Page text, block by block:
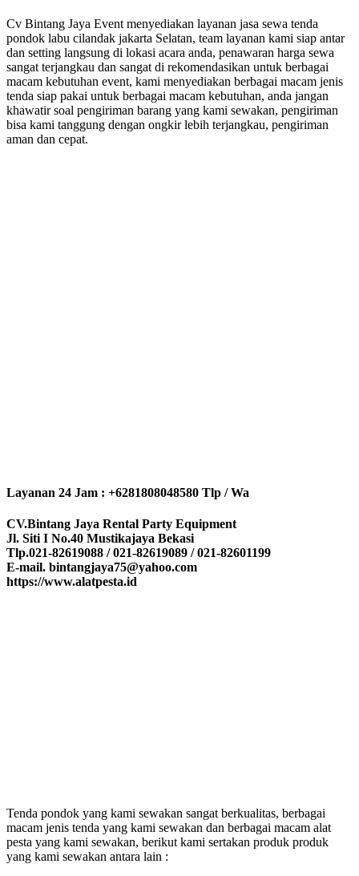
Cv Bintang Jaya Event menyediakan layanan jasa sewa tenda
pondok labu cilandak jakarta Selatan, team layanan kami siap antar
dan setting langsung di lokasi acara anda, penawaran harga sewa
sangat terjangkau dan sangat di rekomendasikan untuk berbagai
macam kebutuhan event, kami menyediakan berbagai macam jenis
tenda siap pakai untuk berbagai macam kebutuhan, anda jangan
khawatir soal pengiriman barang yang kami sewakan, pengiriman
bisa kami tanggung dengan ongkir lebih terjangkau, pengiriman
aman dan cepat.
Layanan 24 Jam : +6281808048580 Tlp / Wa
CV.Bintang Jaya Rental Party Equipment
Jl. Siti I No.40 Mustikajaya Bekasi
Tlp.021-82619088 / 021-82619089 / 021-82601199
E-mail. bintangjaya75@yahoo.com
https://www.alatpesta.id
Tenda pondok yang kami sewakan sangat berkualitas, berbagai
macam jenis tenda yang kami sewakan dan berbagai macam alat
pesta yang kami sewakan, berikut kami sertakan produk produk
yang kami sewakan antara lain :